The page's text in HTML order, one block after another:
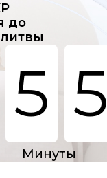
до
5 5
Минуты